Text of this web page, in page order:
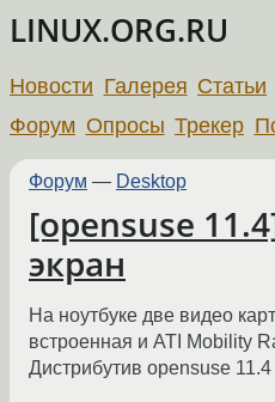
LINUX.ORG.RU
Новости Галерея Статьи
Форум Опросы Трекер
Форум — Desktop
[opensuse
экран
На ноутбуке две видео
встроенная и ATI Mobility
Дистрибутив opensuse